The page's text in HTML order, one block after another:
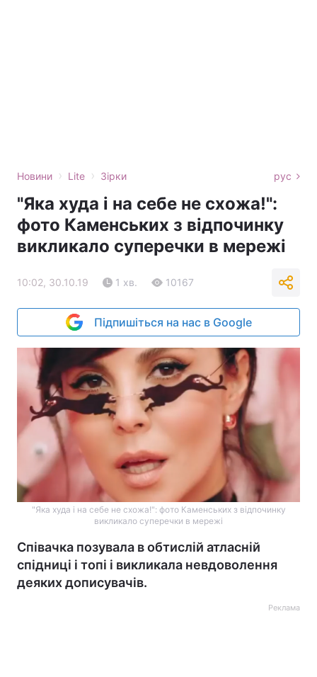
Новини › Lite › Зірки рус
"Яка худа і на себе не схожа!":
фото Каменських з відпочинку
викликало суперечки в мережі
10:02, 30.10.19 1 хв. 10167
Підпишіться на нас в Google
"Яка худа і на себе не схожа!": фото Каменських з відпочинку
викликало суперечки в мережі
Співачка позувала в обтислій атласній
спідниці і топі і викликала невдоволення
деяких дописувачів.
Реклама